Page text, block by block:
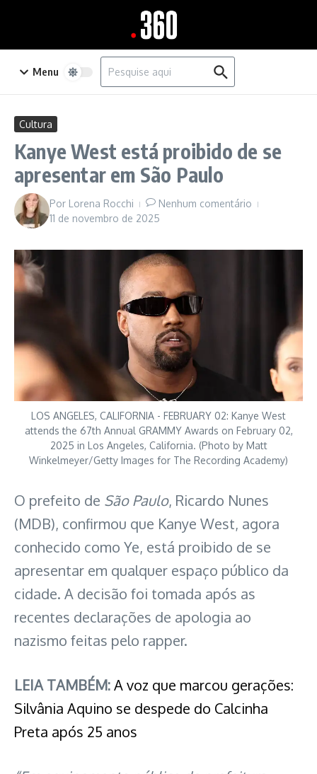
Menu
Procurar por:
Cultura
Kanye West está proibido de se
apresentar em São Paulo
Por Lorena Rocchi
Nenhum comentário
11 de novembro de 2025
LOS ANGELES, CALIFORNIA - FEBRUARY 02: Kanye West
attends the 67th Annual GRAMMY Awards on February 02,
2025 in Los Angeles, California. (Photo by Matt
Winkelmeyer/Getty Images for The Recording Academy)
O prefeito de São Paulo, Ricardo Nunes
(MDB), confirmou que Kanye West, agora
conhecido como Ye, está proibido de se
apresentar em qualquer espaço público da
cidade. A decisão foi tomada após as
recentes declarações de apologia ao
nazismo feitas pelo rapper.
LEIA TAMBÉM:A voz que marcou gerações:
Silvânia Aquino se despede do Calcinha
Preta após 25 anos